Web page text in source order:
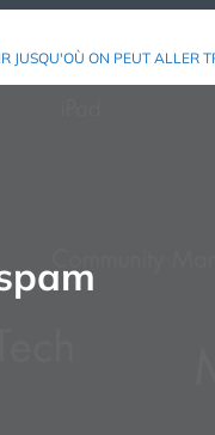
JUSQU'OÙ ON PEUT ALLER